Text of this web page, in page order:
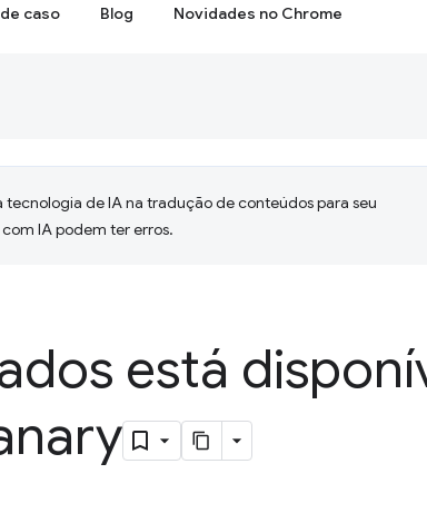
caso Blog Novidades no Chrome
tecnologia de IA na tradução de conteúdos para seu
IA podem ter erros.
está